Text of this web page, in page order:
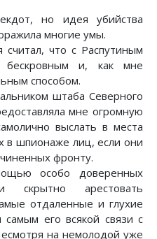
но идея убийства
многие умы.
что с Распутиным
бескровным и, как мне
способом.
штаба Северного
мне огромную
выслать в места
в шпионаже лиц, если они
фронту.
особо доверенных
скрытно арестовать
отдаленные и глухие
его всякой связи с
на немолодой уже